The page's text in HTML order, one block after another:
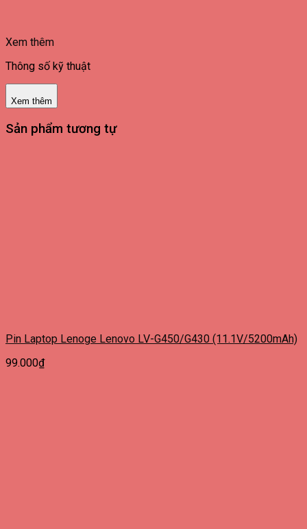
Xem thêm
Thông số kỹ thuật
Xem thêm
Sản phẩm tương tự
Pin Laptop Lenoge Lenovo LV-G450/G430 (11.1V/5200mAh)
99.000₫